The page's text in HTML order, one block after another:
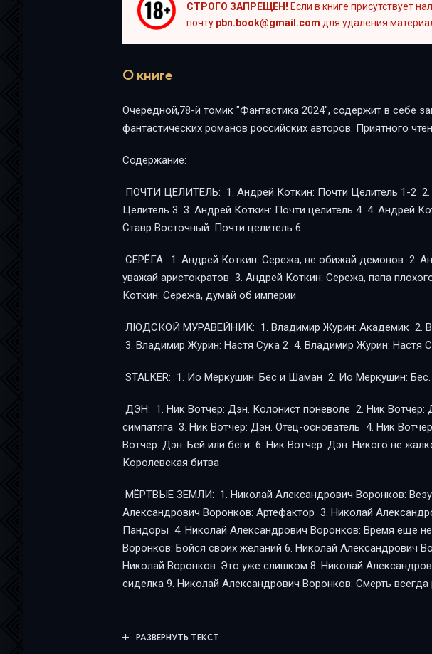
СТРОГО ЗАПРЕЩЕН! Если в книге присутствует
почту pbn.book@gmail.com для удаления
О книге
Очередной,78-й томик "Фантастика 2024", содержит в себе
фантастических романов российских авторов. Приятного
Содержание:
ПОЧТИ ЦЕЛИТЕЛЬ: 1. Андрей Коткин: Почти Целитель 1-2 2. Андрей Коткин: Почти
Целитель 3 3. Андрей Коткин: Почти целитель 4 4. Андрей Коткин: Почти целитель 5 5.
Ставр Восточный: Почти целитель 6
СЕРЁГА: 1. Андрей Коткин: Сережа, не обижай демонов 2. Андрей Коткин: Сережа,
уважай аристократов 3. Андрей Коткин: Сережа, папа плохого не посоветует 4. Андрей
Коткин: Сережа, думай об империи
ЛЮДСКОЙ МУРАВЕЙНИК: 1. Владимир Журин: Академик 2. Владимир Журин: Настя Сука
3. Владимир Журин: Настя Сука 2 4. Владимир Журин:
STALKER: 1. Ио Меркушин: Бес и
ДЭН: 1. Ник Вотчер: Дэн. Колонист поневоле 2. Ник Вотчер: Дэн. Папин бродяга, мамин
симпатяга 3. Ник Вотчер: Дэн. Отец-основатель 4. Ник Вотчер: Дэн. Отличный план 5. Ник
Вотчер: Дэн. Бей или беги 6. Ник Вотчер: Дэн. Никого не жалко. Никого 7. Ник Вотчер: Дэн.
Королевская битва
МЁРТВЫЕ ЗЕМЛИ: 1. Николай Александрович Воронков: Везунчик 2. Николай
Александрович Воронков: Артефактор 3. Николай Александрович Воронков: Ящик
Пандоры 4. Николай Александрович Воронков: Время еще не 5. Николай Александрович
Воронков: Бойся своих желаний 6. Николай Александрович Воронков: Архивариус 7.
Николай Воронков: Это уже слишком 8. Николай Александрович Воронков: Ночная
сиделка 9. Николай Александрович Воронков: Смерть
РАЗВЕРНУТЬ ТЕКСТ